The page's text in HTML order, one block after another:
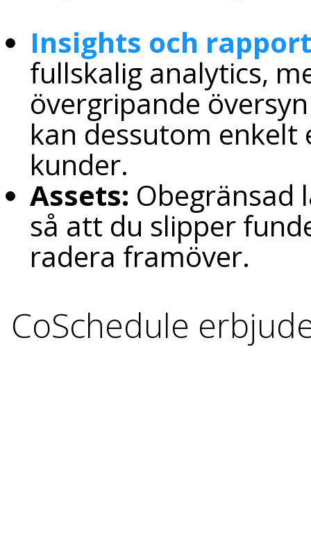
Insights och
fullskalig analytics,
övergripande
kan dessutom
kunder.
Assets: Obegränsad
så att du slipper
radera framöver.
CoSchedule